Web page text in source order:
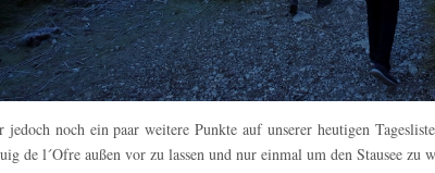
jedoch noch ein paar weitere Punkte auf unserer heutigen
de l´Ofre außen vor zu lassen und nur einmal um den Stausee zu